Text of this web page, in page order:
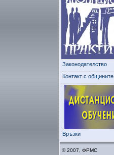
Законодателство
Контакт с общините
Връзки
© 2007, ФРМС